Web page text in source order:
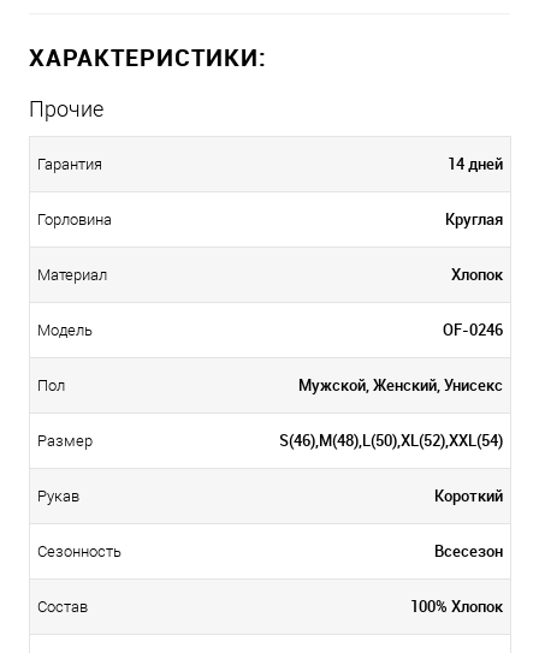
ХАРАКТЕРИСТИКИ:
Прочие
Гарантия 14 дней
Горловина Круглая
Материал Хлопок
Модель OF-0246
Пол Мужской, Женский, Унисекс
Размер S(46),M(48),L(50),XL(52),XXL(54)
Рукав Короткий
Сезонность Всесезон
Состав 100% Хлопок